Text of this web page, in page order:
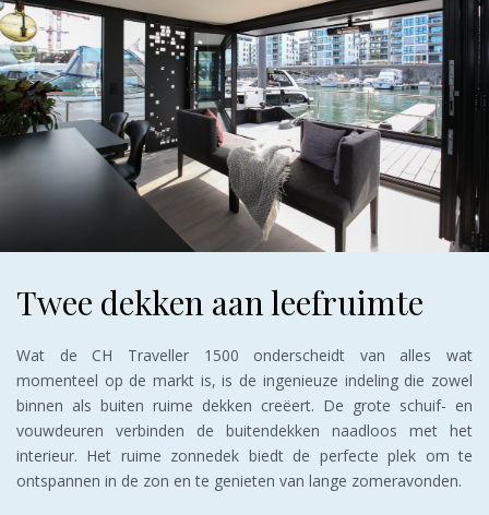
Twee dekken aan leefruimte
Wat de CH Traveller 1500 onderscheidt van alles wat
momenteel op de markt is, is de ingenieuze indeling die zowel
binnen als buiten ruime dekken creëert. De grote schuif- en
vouwdeuren verbinden de buitendekken naadloos met het
interieur. Het ruime zonnedek biedt de perfecte plek om te
ontspannen in de zon en te genieten van lange zomeravonden.